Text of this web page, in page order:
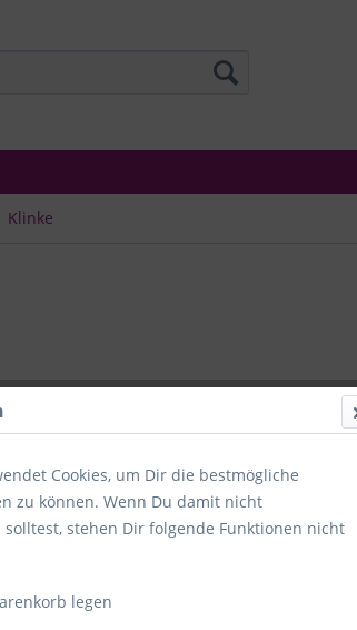
Klinke
Unser
in
Hersteller:
59469
e+p
Cookies, um Dir die bestmögliche
zu können. Wenn Du damit nicht
stehen Dir folgende Funktionen nicht
legen